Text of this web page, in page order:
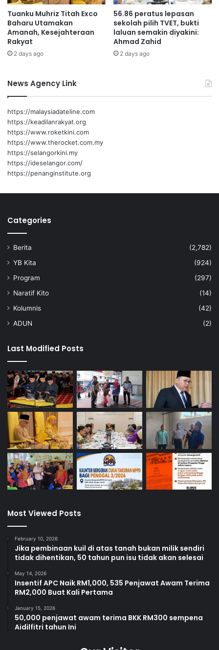
n
g
a
n
d
a
p
a
d
a
T
e
o
Tuanku Muhriz Titah Exco
Baharu Utamakan
Amanah, Kesejahteraan
Rakyat
2 days ago
56.86 peratus lepasan
sekolah pilih TVET, bukti
laluan semakin diyakini:
Ahmad Zahid
2 days ago
News Agency Link
https://malaysiadateline.com
https://keadilanrakyat.org
https://www.roketkini.com
https://www.therocket.com.my
https://selangorkini.my
https://ideselangor.com/
https://penanginstitute.org
Categories
Berita
(2,782)
YB Kita
(924)
Program
(297)
Naratif Kito
(14)
Kolumnis
(42)
ADUN
(2)
Last Modified Posts
Most Viewed Posts
February 10, 2026
Jika pembinaan kuil di atas tanah bukan milik sendiri
tidak dihentikan, 50 tahun pun isu tidak akan selesai
May 14, 2026
Insentif APC Naik RM1,000, 535 Penjawat Awam Terima
RM2,000 Buat Kali Pertama
January 15, 2026
50,000 penjawat awam terima BKK RM300 sempena
Aidilfitri tahun Ini